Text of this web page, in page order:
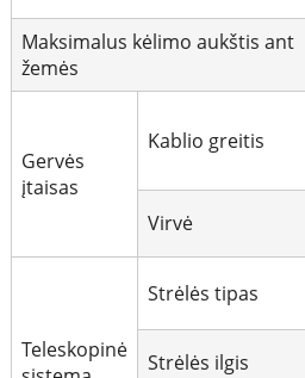
Maksimalus kėlimo aukštis ant
žemės
Gervės
įtaisas
Kablio greitis
Virvė
Teleskopinė
Strėlės tipas
Strėlės ilgis